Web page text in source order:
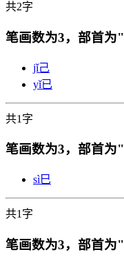
共2字
笔画数为3，部首为"
jǐ己
yǐ已
共1字
笔画数为3，部首为"
sì巳
共1字
笔画数为3，部首为"